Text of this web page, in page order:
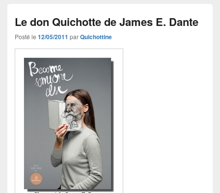
Le don Quichotte de James E. Dante
Posté le 12/05/2011 parQuichottine